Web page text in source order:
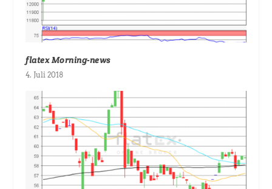
flatex Morning-news
4. Juli 2018